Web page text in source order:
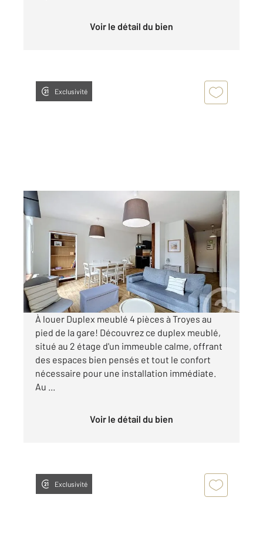
Voir le détail du bien
Exclusivité
TROYES 10
58 m2 , 4 pièces
Ref : 71860
Appartement Duplex à louer
750 €
par mois charges comprises
À louer Duplex meublé 4 pièces à Troyes au
pied de la gare! Découvrez ce duplex meublé,
situé au 2 étage d'un immeuble calme, offrant
des espaces bien pensés et tout le confort
nécessaire pour une installation immédiate.
Au ...
Voir le détail du bien
Exclusivité